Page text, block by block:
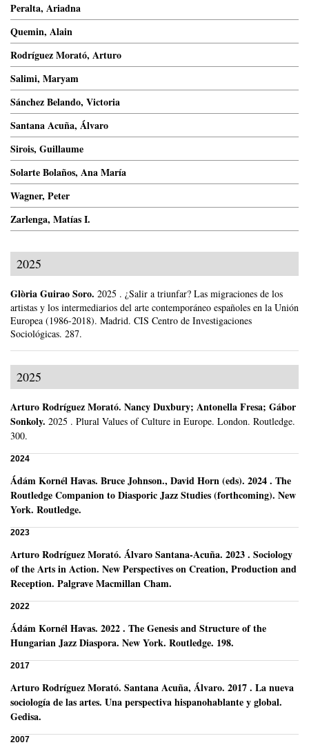
2025
Glòria Guirao Soro. 2025 . ¿Salir a triunfar? Las migraciones de los
artistas y los intermediarios del arte contemporáneo españoles en la Unión
Europea (1986-2018). Madrid. CIS Centro de Investigaciones
Sociológicas. 287.
2025
Arturo Rodríguez Morató. Nancy Duxbury; Antonella Fresa; Gábor
Sonkoly. 2025 . Plural Values of Culture in Europe. London. Routledge.
300.
2024
Ádám Kornél Havas. Bruce Johnson., David Horn (eds). 2024. The
Routledge Companion to Diasporic Jazz Studies (forthcoming). New
York. Routledge.
2023
Arturo Rodríguez Morató. Álvaro Santana-Acuña. 2023. Sociology
of the Arts in Action. New Perspectives on Creation, Production and
Reception. Palgrave Macmillan Cham.
2022
Ádám Kornél Havas. 2022. The Genesis and Structure of the
Hungarian Jazz Diaspora. New York. Routledge. 198.
2017
Arturo Rodríguez Morató. Santana Acuña, Álvaro. 2017. La nueva
sociología de las artes. Una perspectiva hispanohablante y global.
Gedisa.
2007
Peralta, Ariadna
Quemin, Alain
Rodríguez Morató, Arturo
Salimi, Maryam
Sánchez Belando, Victoria
Santana Acuña, Álvaro
Sirois, Guillaume
Solarte Bolaños, Ana María
Wagner, Peter
Zarlenga, Matías I.